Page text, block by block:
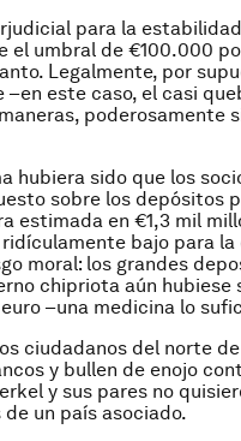
para la
el umbral de €100.000
Legalmente, por
–en este caso, el casi
poderosamente
hubiera sido que los
sobre los depósitos
estimada en €1,3 mil
ridículamente bajo para
moral: los grandes
chipriota aún
–una medicina lo
ciudadanos del norte
y bullen de enojo
y sus pares no
un país asociado.